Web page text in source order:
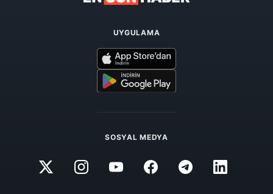
UYGULAMA
SOSYAL MEDYA